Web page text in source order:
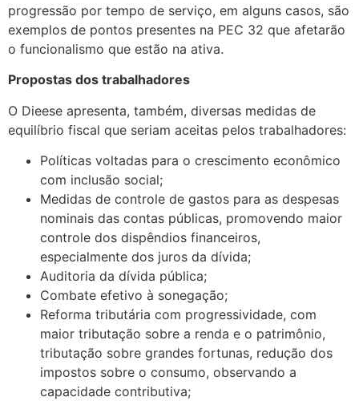
progressão por tempo de serviço, em alguns casos, são
exemplos de pontos presentes na PEC 32 que afetarão
o funcionalismo que estão na ativa.
Propostas dos trabalhadores
O Dieese apresenta, também, diversas medidas de
equilíbrio fiscal que seriam aceitas pelos trabalhadores:
Políticas voltadas para o crescimento econômico
com inclusão social;
Medidas de controle de gastos para as despesas
nominais das contas públicas, promovendo maior
controle dos dispêndios financeiros,
especialmente dos juros da dívida;
Auditoria da dívida pública;
Combate efetivo à sonegação;
Reforma tributária com progressividade, com
maior tributação sobre a renda e o patrimônio,
tributação sobre grandes fortunas, redução dos
impostos sobre o consumo, observando a
capacidade contributiva;